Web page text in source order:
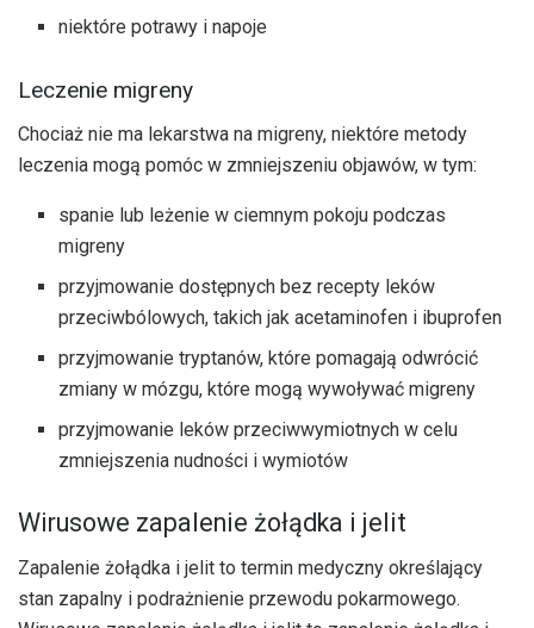
niektóre potrawy i napoje
Leczenie migreny
Chociaż nie ma lekarstwa na migreny, niektóre metody
leczenia mogą pomóc w zmniejszeniu objawów, w tym:
spanie lub leżenie w ciemnym pokoju podczas
migreny
przyjmowanie dostępnych bez recepty leków
przeciwbólowych, takich jak acetaminofen i ibuprofen
przyjmowanie tryptanów, które pomagają odwrócić
zmiany w mózgu, które mogą wywoływać migreny
przyjmowanie leków przeciwwymiotnych w celu
zmniejszenia nudności i wymiotów
Wirusowe zapalenie żołądka i jelit
Zapalenie żołądka i jelit to termin medyczny określający
stan zapalny i podrażnienie przewodu pokarmowego.